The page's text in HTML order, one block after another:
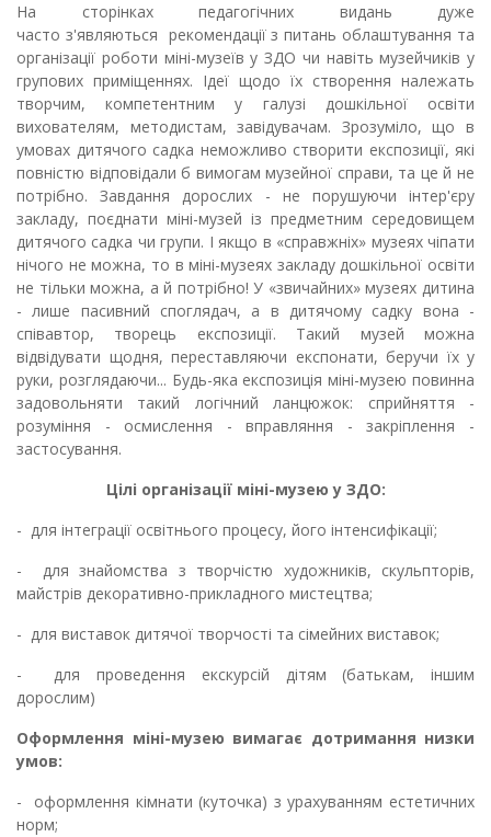
На сторінках педагогічних видань дуже
часто з'являються рекомендації з питань облаштування та
організації роботи міні-музеїв у ЗДО чи навіть музейчиків у
групових приміщеннях. Ідеї щодо їх створення належать
творчим, компетентним у галузі дошкільної освіти
вихователям, методистам, завідувачам. Зрозуміло, що в
умовах дитячого садка неможливо створити експозиції, які
повністю відповідали б вимогам музейної справи, та це й не
потрібно. Завдання дорослих - не порушуючи інтер'єру
закладу, поєднати міні-музей із предметним середовищем
дитячого садка чи групи. І якщо в «справжніх» музеях чіпати
нічого не можна, то в міні-музеях закладу дошкільної освіти
не тільки можна, а й потрібно! У «звичайних» музеях дитина
- лише пасивний споглядач, а в дитячому садку вона -
співавтор, творець експозиції. Такий музей можна
відвідувати щодня, переставляючи експонати, беручи їх у
руки, розглядаючи... Будь-яка експозиція міні-музею повинна
задовольняти такий логічний ланцюжок: сприйняття -
розуміння - осмислення - вправляння - закріплення -
застосування.
Цілі організації міні-музею у ЗДО:
- для інтеграції освітнього процесу, його інтенсифікації;
- для знайомства з творчістю художників, скульпторів,
майстрів декоративно-прикладного мистецтва;
- для виставок дитячої творчості та сімейних виставок;
- для проведення екскурсій дітям (батькам, іншим
дорослим)
Оформлення міні-музею вимагає дотримання низки
умов:
- оформлення кімнати (куточка) з урахуванням естетичних
норм;